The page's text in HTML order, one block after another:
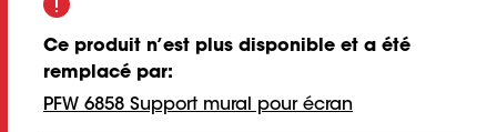
Ce produit n’est plus disponible et a été
remplacé par:
PFW 6858 Support mural pour écran